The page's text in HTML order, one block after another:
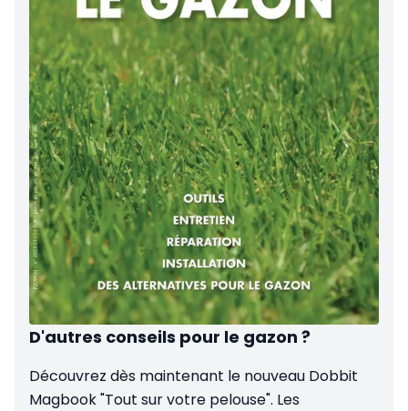
D'autres conseils pour le gazon ?
Découvrez dès maintenant le nouveau Dobbit
Magbook "Tout sur votre pelouse". Les